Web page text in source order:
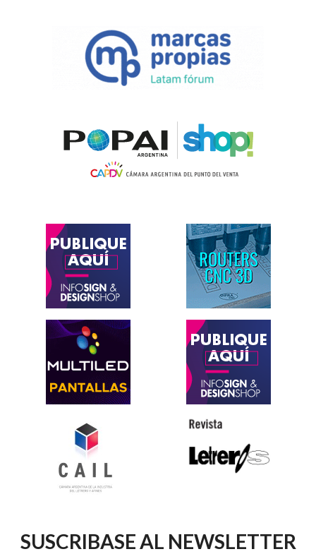
SUSCRIBASE AL NEWSLETTER